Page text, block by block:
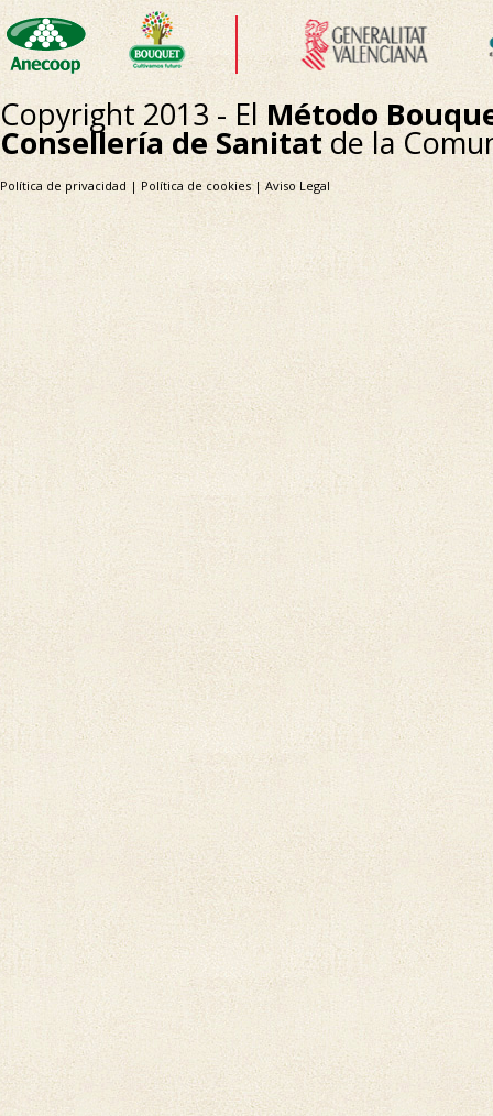
Copyright 2013 - El Método
Consellería de Sanitatde la
Política de privacidad | Política de cookies| Aviso Legal